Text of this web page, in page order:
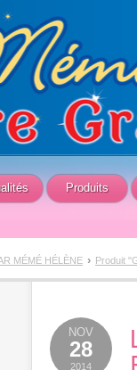
Produits
MÉMÉ HÉLÈNE › Produit
NOV
28
2014